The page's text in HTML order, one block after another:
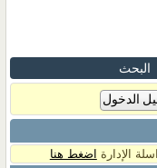
البحث
الإدارة اضغط هنا